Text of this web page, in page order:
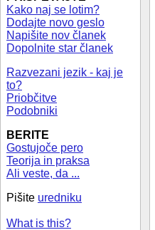
Kako naj se lotim?
Dodajte novo geslo
Napišite nov članek
Dopolnite star članek
Razvezani jezik - kaj je
to?
Priobčitve
Podobniki
BERITE
Gostujoče pero
Teorija in praksa
Ali veste, da ...
Pišite uredniku
What is this?